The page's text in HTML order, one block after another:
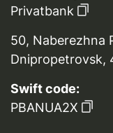
Privatbank
50, Naberezhna
Dnipropetrovsk,
Swift code:
PBANUA2X